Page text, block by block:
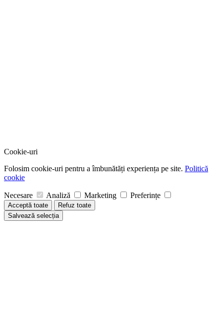
Cookie-uri
Folosim cookie-uri pentru a îmbunătăți experiența pe site. Politică
cookie
Necesare Analiză Marketing Preferințe
Acceptă toate
Refuz toate
Salvează selecția